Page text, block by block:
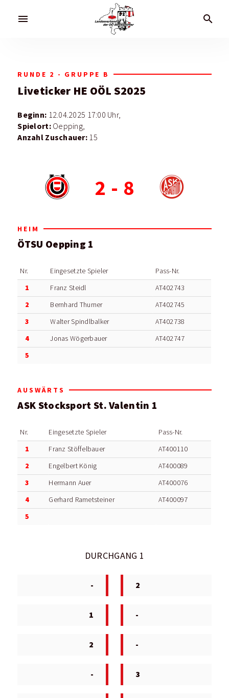
menu search
RUNDE 2 - GRUPPE B
Liveticker HE OÖL S2025
Beginn: 12.04.2025 17:00 Uhr,
Spielort: Oepping,
Anzahl Zuschauer: 15
2 - 8
HEIM
ÖTSU Oepping 1
Nr. Eingesetzte Spieler Pass-Nr.
1 Franz Steidl AT402743
2 Bernhard Thurner AT402745
3 Walter Spindlbalker AT402738
4 Jonas Wögerbauer AT402747
5
AUSWÄRTS
ASK Stocksport St. Valentin 1
Nr. Eingesetzte Spieler Pass-Nr.
1 Franz Stöffelbauer AT400110
2 Engelbert König AT400089
3 Hermann Auer AT400076
4 Gerhard Rametsteiner AT400097
5
DURCHGANG 1
- 2
1 -
2 -
- 3